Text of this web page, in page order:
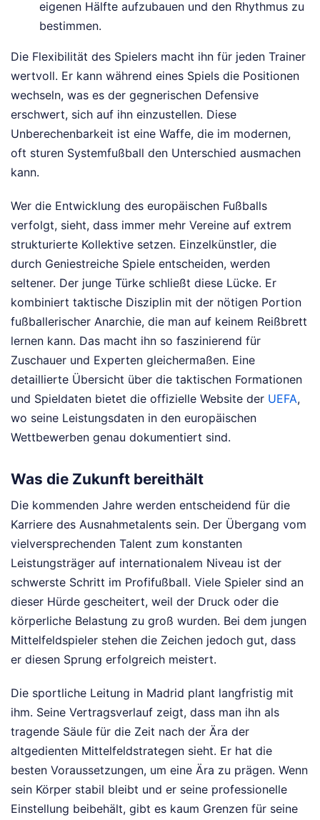
eigenen Hälfte aufzubauen und den Rhythmus zu
bestimmen.
Die Flexibilität des Spielers macht ihn für jeden Trainer
wertvoll. Er kann während eines Spiels die Positionen
wechseln, was es der gegnerischen Defensive
erschwert, sich auf ihn einzustellen. Diese
Unberechenbarkeit ist eine Waffe, die im modernen,
oft sturen Systemfußball den Unterschied ausmachen
kann.
Wer die Entwicklung des europäischen Fußballs
verfolgt, sieht, dass immer mehr Vereine auf extrem
strukturierte Kollektive setzen. Einzelkünstler, die
durch Geniestreiche Spiele entscheiden, werden
seltener. Der junge Türke schließt diese Lücke. Er
kombiniert taktische Disziplin mit der nötigen Portion
fußballerischer Anarchie, die man auf keinem Reißbrett
lernen kann. Das macht ihn so faszinierend für
Zuschauer und Experten gleichermaßen. Eine
detaillierte Übersicht über die taktischen Formationen
und Spieldaten bietet die offizielle Website der UEFA,
wo seine Leistungsdaten in den europäischen
Wettbewerben genau dokumentiert sind.
Was die Zukunft bereithält
Die kommenden Jahre werden entscheidend für die
Karriere des Ausnahmetalents sein. Der Übergang vom
vielversprechenden Talent zum konstanten
Leistungsträger auf internationalem Niveau ist der
schwerste Schritt im Profifußball. Viele Spieler sind an
dieser Hürde gescheitert, weil der Druck oder die
körperliche Belastung zu groß wurden. Bei dem jungen
Mittelfeldspieler stehen die Zeichen jedoch gut, dass
er diesen Sprung erfolgreich meistert.
Die sportliche Leitung in Madrid plant langfristig mit
ihm. Seine Vertragsverlauf zeigt, dass man ihn als
tragende Säule für die Zeit nach der Ära der
altgedienten Mittelfeldstrategen sieht. Er hat die
besten Voraussetzungen, um eine Ära zu prägen. Wenn
sein Körper stabil bleibt und er seine professionelle
Einstellung beibehält, gibt es kaum Grenzen für seine